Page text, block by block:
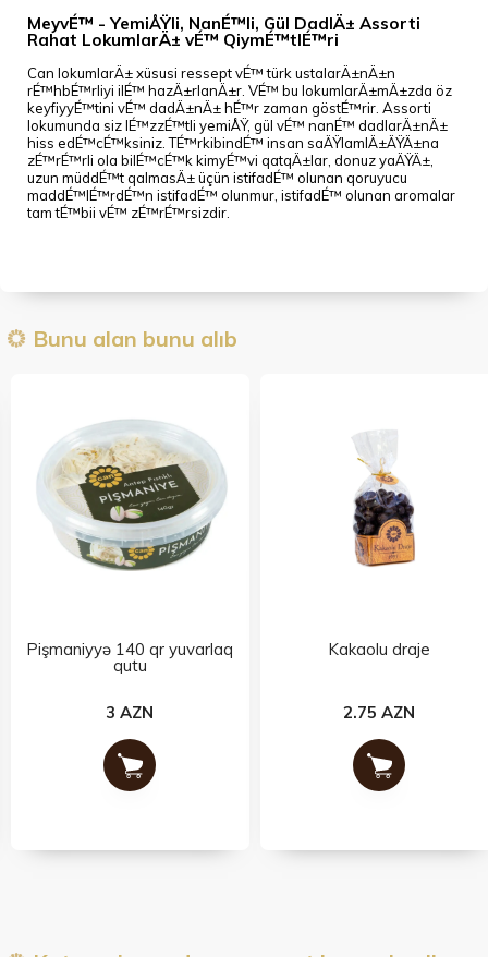
MeyvÉ™ - YemiÅŸli, NanÉ™li, Gül DadlÄ± Assorti
Rahat LokumlarÄ± vÉ™ QiymÉ™tlÉ™ri
Can lokumlarÄ± xüsusi ressept vÉ™ türk ustalarÄ±nÄ±n
rÉ™hbÉ™rliyi ilÉ™ hazÄ±rlanÄ±r. VÉ™ bu lokumlarÄ±mÄ±zda öz
keyfiyyÉ™tini vÉ™ dadÄ±nÄ± hÉ™r zaman göstÉ™rir. Assorti
lokumunda siz lÉ™zzÉ™tli yemiÅŸ, gül vÉ™ nanÉ™ dadlarÄ±nÄ±
hiss edÉ™cÉ™ksiniz. TÉ™rkibindÉ™ insan saÄŸlamlÄ±ÄŸÄ±na
zÉ™rÉ™rli ola bilÉ™cÉ™k kimyÉ™vi qatqÄ±lar, donuz yaÄŸÄ±,
uzun müddÉ™t qalmasÄ± üçün istifadÉ™ olunan qoruyucu
maddÉ™lÉ™rdÉ™n istifadÉ™ olunmur, istifadÉ™ olunan aromalar
tam tÉ™bii vÉ™ zÉ™rÉ™rsizdir.
Bunu alan bunu alıb
Pişmaniyyə 140 qr yuvarlaq
qutu
3 AZN
Kakaolu draje
2.75 AZN